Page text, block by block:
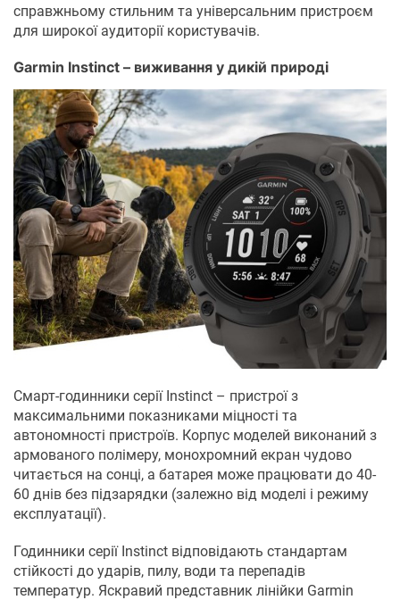
справжньому стильним та універсальним пристроєм
для широкої аудиторії користувачів.
Garmin Instinct – виживання у дикій природі
Смарт-годинники серії Instinct – пристрої з
максимальними показниками міцності та
автономності пристроїв. Корпус моделей виконаний з
армованого полімеру, монохромний екран чудово
читається на сонці, а батарея може працювати до 40-
60 днів без підзарядки (залежно від моделі і режиму
експлуатації).
Годинники серії Instinct відповідають стандартам
стійкості до ударів, пилу, води та перепадів
температур. Яскравий представник лінійки Garmin